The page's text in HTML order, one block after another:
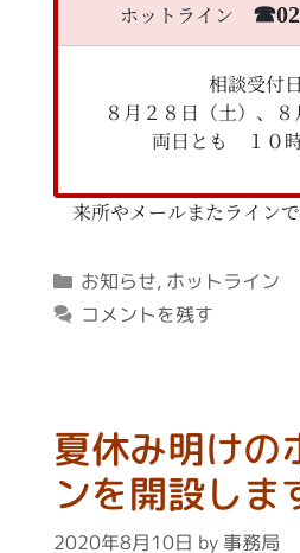
ホットライン
相談受付
８月２８日（土）、８
両日とも １０
来所やメールまたライン
カ
テ
お知らせ, ホットライン
コメントを残す
夏休み明けの
ンを開設しま
2020年8月10日 by 事務局